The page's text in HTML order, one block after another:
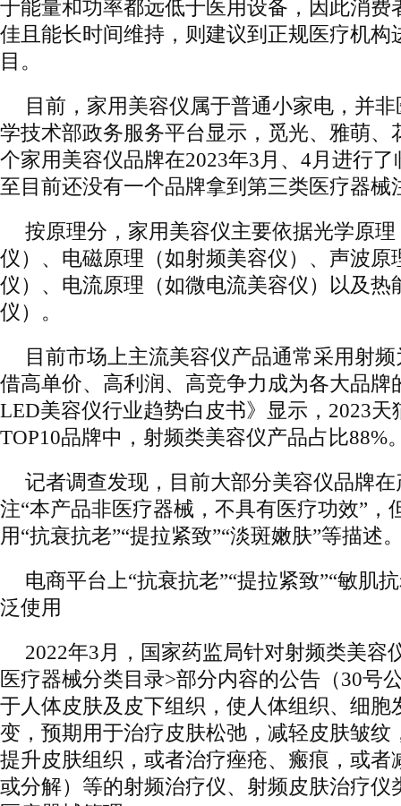
于能量和功率都远低于医用设备，因此消费
佳且能长时间维持，则建议到正规医疗机构
目。
目前，家用美容仪属于普通小家电，并
学技术部政务服务平台显示，觅光、雅萌、
个家用美容仪品牌在2023年3月、4月进行
至目前还没有一个品牌拿到第三类医疗器械
按原理分，家用美容仪主要依据光学原
仪）、电磁原理（如射频美容仪）、声波原
仪）、电流原理（如微电流美容仪）以及热
仪）。
目前市场上主流美容仪产品通常采用射
借高单价、高利润、高竞争力成为各大品牌
LED美容仪行业趋势白皮书》显示，2023天
TOP10品牌中，射频类美容仪产品占比88%
记者调查发现，目前大部分美容仪品牌
注“本产品非医疗器械，不具有医疗功效”，
用“抗衰抗老”“提拉紧致”“淡斑嫩肤”等描述
电商平台上“抗衰抗老”“提拉紧致”“敏肌
泛使用
2022年3月，国家药监局针对射频类美容
医疗器械分类目录>部分内容的公告（30号
于人体皮肤及皮下组织，使人体组织、细胞
变，预期用于治疗皮肤松弛，减轻皮肤皱纹
提升皮肤组织，或者治疗痤疮、瘢痕，或者
或分解）等的射频治疗仪、射频皮肤治疗仪